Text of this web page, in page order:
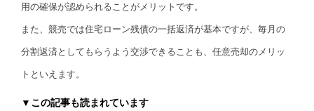
用の確保が認められることがメリットです。
また、競売では住宅ローン残債の一括返済が基本ですが、毎月の
分割返済としてもらうよう交渉できることも、任意売却のメリッ
トといえます。
▼この記事も読まれています